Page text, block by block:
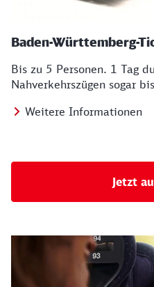
Baden-Württemberg-
Bis zu 5 Personen. 1 Tag
Nahverkehrszügen sogar
Weitere Informationen
Jetzt